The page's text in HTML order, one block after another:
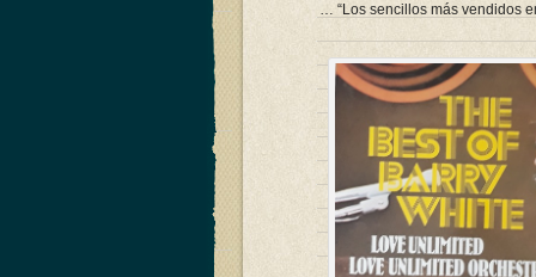
… “Los sencillos más vendidos